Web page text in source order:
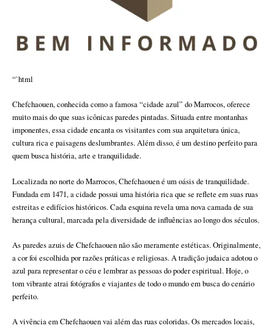
“`html
Chefchaouen, conhecida como a famosa “cidade azul” do Marrocos, oferece
muito mais do que suas icônicas paredes pintadas. Situada entre montanhas
imponentes, essa cidade encanta os visitantes com sua arquitetura única,
cultura rica e paisagens deslumbrantes. Além disso, é um destino perfeito para
quem busca história, arte e tranquilidade.
Localizada no norte do Marrocos, Chefchaouen é um oásis de tranquilidade.
Fundada em 1471, a cidade possui uma história rica que se reflete em suas ruas
estreitas e edifícios históricos. Cada esquina revela uma nova camada de sua
herança cultural, marcada pela diversidade de influências ao longo dos séculos.
As paredes azuis de Chefchaouen não são meramente estéticas. Originalmente,
a cor foi escolhida por razões práticas e religiosas. A tradição judaica adotou o
azul para representar o céu e lembrar as pessoas do poder espiritual. Hoje, o
tom vibrante atrai fotógrafos e viajantes de todo o mundo em busca do cenário
perfeito.
A vivência em Chefchaouen vai além das ruas coloridas. Os mercados locais,